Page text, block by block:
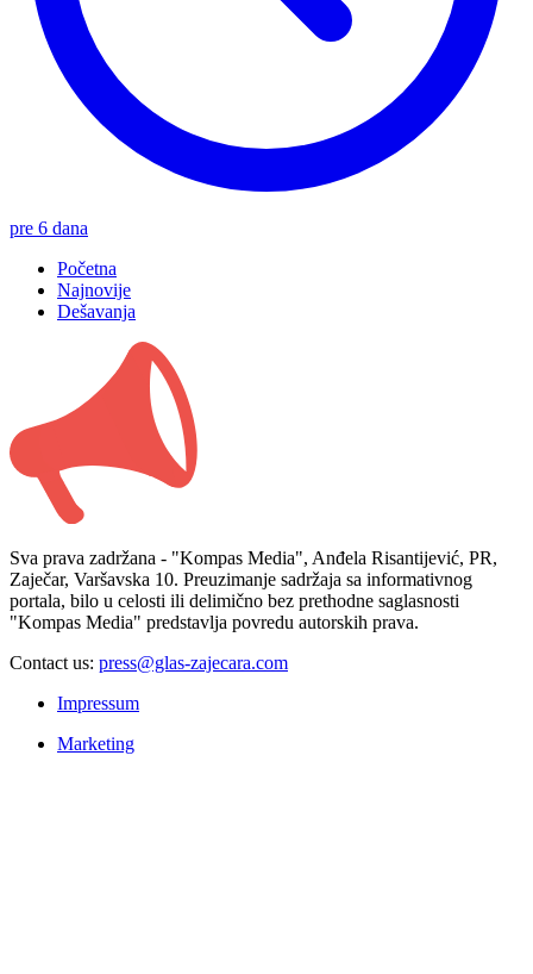
pre 6 dana
Početna
Najnovije
Dešavanja
Sva prava zadržana - "Kompas Media", Anđela Risantijević, PR,
Zaječar, Varšavska 10. Preuzimanje sadržaja sa informativnog
portala, bilo u celosti ili delimično bez prethodne saglasnosti
"Kompas Media" predstavlja povredu autorskih prava.
Contact us: press@glas-zajecara.com
Impressum
Marketing